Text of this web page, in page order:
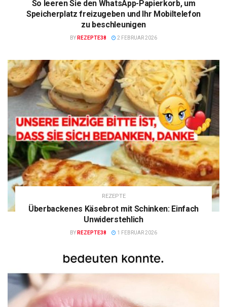
So leeren Sie den WhatsApp-Papierkorb, um
Speicherplatz freizugeben und Ihr Mobiltelefon
zu beschleunigen
BY REZEPTE38 2 FEBRUAR 2026
REZEPTE
Überbackenes Käsebrot mit Schinken: Einfach
Unwiderstehlich
BY REZEPTE38 1 FEBRUAR 2026